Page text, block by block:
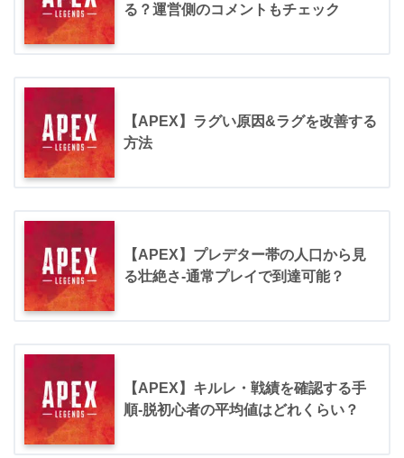
る？運営側のコメントもチェック
【APEX】ラグい原因&ラグを改善する
方法
【APEX】プレデター帯の人口から見
る壮絶さ-通常プレイで到達可能？
【APEX】キルレ・戦績を確認する手
順-脱初心者の平均値はどれくらい？